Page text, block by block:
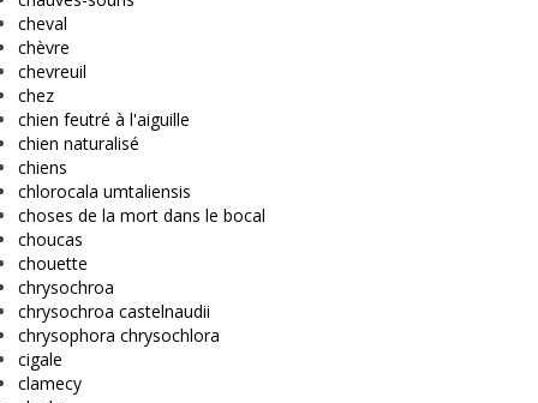
cheval
chèvre
chevreuil
chez
chien feutré à l'aiguille
chien naturalisé
chiens
chlorocala umtaliensis
choses de la mort dans le bocal
choucas
chouette
chrysochroa
chrysochroa castelnaudii
chrysophora chrysochlora
cigale
clamecy